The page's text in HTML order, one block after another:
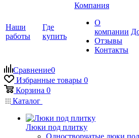
Наши
работы
Где
купить
Компания
О
компании
Отзывы
Контакты
Сравнение0
Избранные товары 0
Корзина 0
Каталог
Люки под плитку